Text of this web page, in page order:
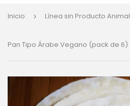
Inicio › Línea sin Producto Animal
Pan Tipo Árabe Vegano (pack de 6)